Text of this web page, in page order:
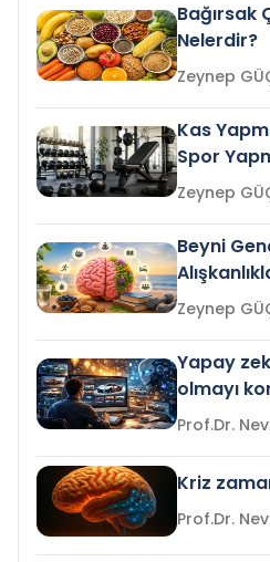
Bağırsak
Nelerdir?
Kas
Spor
Beyni
Yapay
olmayı
Kriz